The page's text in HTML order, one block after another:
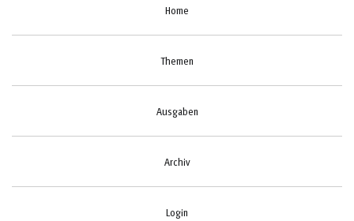
Home
Themen
Ausgaben
Archiv
Login